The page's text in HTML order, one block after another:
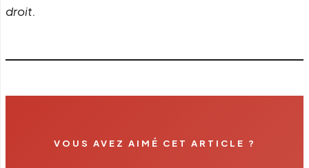
droit.
VOUS AVEZ AIMÉ CET ARTICLE ?